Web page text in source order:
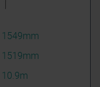
1549mm
1519mm
10.9m